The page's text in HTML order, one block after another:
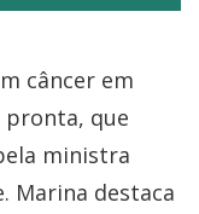
câncer em
pronta, que
ministra
Marina destaca